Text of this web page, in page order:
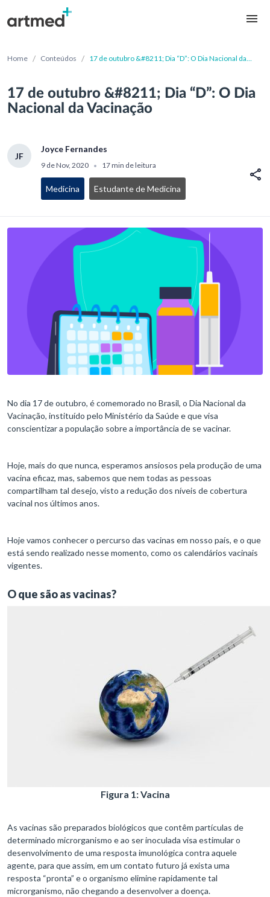
Home / Conteúdos / 17 de outubro &#8211; Dia “D”: O Dia Nacional da
17 de outubro &#8211; Dia “D”: O Dia
Nacional da Vacinação
JF
Joyce Fernandes
9 de Nov, 2020 • 17 min de leitura
Medicina Estudante de Medicina
No dia 17 de outubro, é comemorado no Brasil, o Dia Nacional da
Vacinação, instituído pelo Ministério da Saúde e que visa
conscientizar a população sobre a importância de se vacinar.
Hoje, mais do que nunca, esperamos ansiosos pela produção de uma
vacina eficaz, mas, sabemos que nem todas as pessoas
compartilham tal desejo, visto a redução dos níveis de cobertura
vacinal nos últimos anos.
Hoje vamos conhecer o percurso das vacinas em nosso país, e o que
está sendo realizado nesse momento, como os calendários vacinais
vigentes.
O que são as vacinas?
Figura 1: Vacina
As vacinas são preparados biológicos que contêm partículas de
determinado microrganismo e ao ser inoculada visa estimular o
desenvolvimento de uma resposta imunológica contra aquele
agente, para que assim, em um contato futuro já exista uma
resposta “pronta” e o organismo elimine rapidamente tal
microrganismo, não chegando a desenvolver a doença.